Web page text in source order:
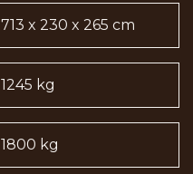
713 x 230 x 265 cm
1245 kg
1800 kg